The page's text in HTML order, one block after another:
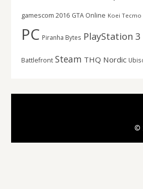
gamescom 2016 GTA Online Koei Tecmo
PC Piranha Bytes PlayStation 3
Battlefront Steam THQ Nordic
©